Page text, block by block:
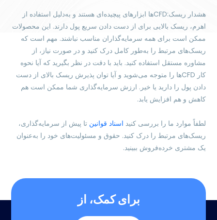
هشدار ریسک:CFDها ابزارهای پیچیده‌ای هستند و به‌دلیل استفاده از
اهرم، ریسک بالایی برای از دست دادن سریع پول دارند. این محصولات
ممکن است برای همه سرمایه‌گذاران مناسب نباشند. مهم است که
ریسک‌های مرتبط را به‌طور کامل درک کنید و در صورت نیاز، از
مشاوره مستقل استفاده کنید. باید با دقت در نظر بگیرید که آیا نحوه
کار CFDها را متوجه می‌شوید و آیا توان پذیرش ریسک بالای از دست
دادن پول را دارید یا خیر. ارزش سرمایه‌گذاری شما ممکن است هم
کاهش و هم افزایش یابد.
لطفاً موارد ما را بررسی کنید اسناد قوانین تا پیش از سرمایه‌گذاری،
ریسک‌های مرتبط را درک کنید. حقوق و مسئولیت‌های خود را به‌عنوان
یک مشتری خرده‌فروش ببینید.
برای کمک، از